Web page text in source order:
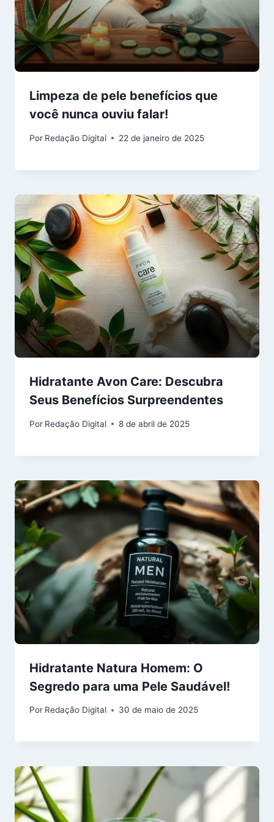
Limpeza de pele benefícios que
você nunca ouviu falar!
Por Redação Digital 22 de janeiro de 2025
Hidratante Avon Care: Descubra
Seus Benefícios Surpreendentes
Por Redação Digital 8 de abril de 2025
Hidratante Natura Homem: O
Segredo para uma Pele Saudável!
Por Redação Digital 30 de maio de 2025